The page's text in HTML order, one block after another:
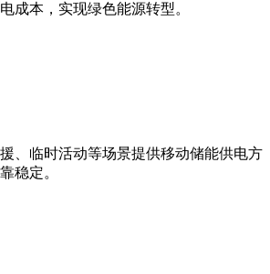
成本，实现绿色能源转型。
、临时活动等场景提供移动储能供电方
稳定。